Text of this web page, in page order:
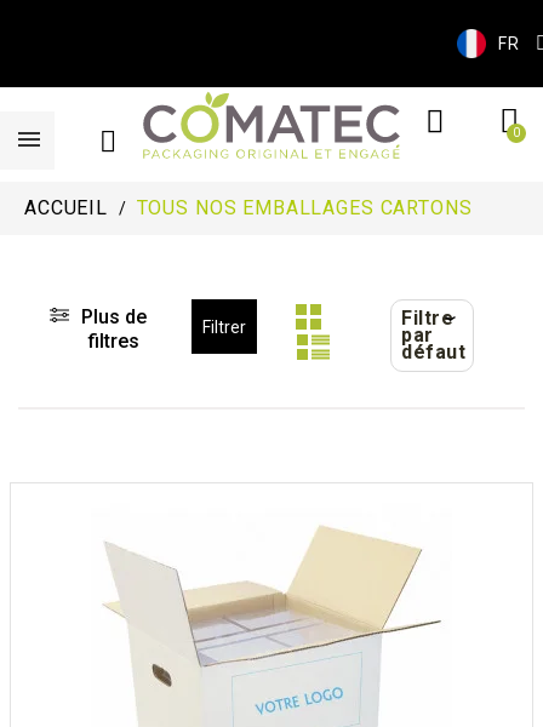
FR
ACCUEIL TOUS NOS EMBALLAGES CARTONS
Plus de
filtres
Filtrer Filtre
par
défaut